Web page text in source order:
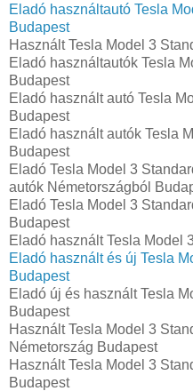
Eladó használtautó Tesla
Budapest
Használt Tesla Model 3
Eladó használtautók Tesla
Budapest
Eladó használt autó Tesla
Budapest
Eladó használt autók Tesla
Budapest
Eladó Tesla Model 3
autók Németországból
Eladó Tesla Model 3
Budapest
Eladó használt Tesla Model
Eladó használt és új Tesla
Budapest
Eladó új és használt Tesla
Budapest
Használt Tesla Model 3
Németország Budapest
Használt Tesla Model 3
Budapest